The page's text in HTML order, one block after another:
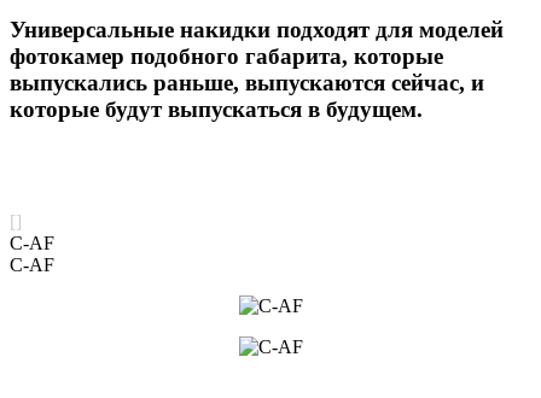
Универсальные накидки подходят для моделей
фотокамер подобного габарита, которые
выпускались раньше, выпускаются сейчас, и
которые будут выпускаться в будущем.
[]
C-AF
C-AF